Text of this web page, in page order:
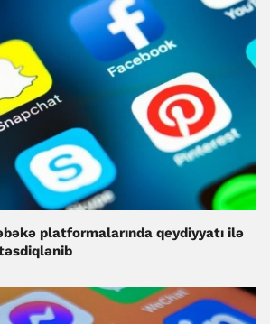
platformalarında qeydiyyatı ilə